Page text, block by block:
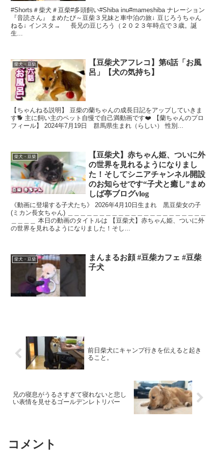
#Shorts＃柴犬＃豆柴#多頭飼い#Shiba inu#mameshiba ナレーション
『音読さん』 まめたび～豆柴３兄妹と車中泊の旅↓ 豆じろうちゃん
ねる↓ インスタ→ 長兄の豆じろう（２０２３年時点で３歳。誕
生...
柴犬・豆柴
【豆柴犬アフレコ】第6話「お風
呂」【犬の気持ち】
【ちゃんねる説明】 豆柴の蘭ちゃんの成長日記をアップしていきま
す🐕 主に飼い主のペット自慢で自己満動画です❤️ 【蘭ちゃんのプロ
フィール】 2024年7月19日 群馬県生まれ（らしい） 性別...
柴犬・豆柴
【豆柴犬】赤ちゃん姫、ついに外
の世界を見れるようになりまし
た！そしてシニアチャンネル開設
のお知らせです“子犬と癒し”まめ
しば亭ブログvlog
《動画に登場する子犬たち》 2026年4月10日生まれ 黒豆柴女の子
(ミカン長女ちゃん) ＿＿＿＿＿＿＿＿＿＿＿＿＿＿＿＿＿＿＿＿＿＿
＿＿＿＿ 本日の動画のタイトルは 【豆柴犬】赤ちゃん姫、ついに外
の世界を見れるようになりました！そし...
柴犬・豆柴
まんまるお顔 #豆柴カフェ #豆柴
子犬
前日柴犬にキャンプ行きを伝えると起き
ること。
兄の寝息がうるさすぎて寝れないと悲し
い表情を見せるゴールデンレトリバー
コメント